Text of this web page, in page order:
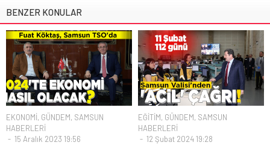
BENZER KONULAR
EKONOMİ, GÜNDEM, SAMSUN
HABERLERİ
15 Aralık 2023 19:56
EĞİTİM, GÜNDEM, SAMSUN
HABERLERİ
12 Şubat 2024 19:28